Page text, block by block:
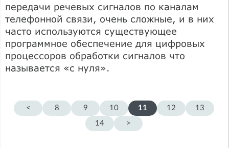
передачи речевых сигналов по каналам
телефонной связи, очень сложные, и в них
часто используются существующее
программное обеспечение для цифровых
процессоров обработки сигналов что
называется «с нуля».
< 8 9 10 11 12
13
14
>